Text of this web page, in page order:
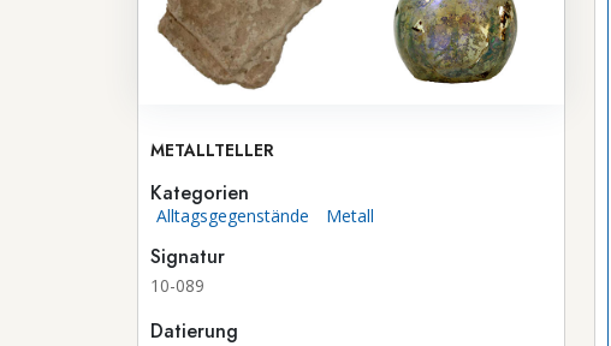
METALLTELLER
Kategorien
Alltagsgegenstände Metall
Signatur
10-089
Datierung